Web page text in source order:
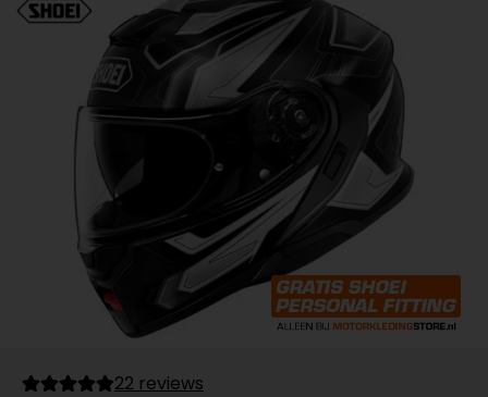
22 reviews